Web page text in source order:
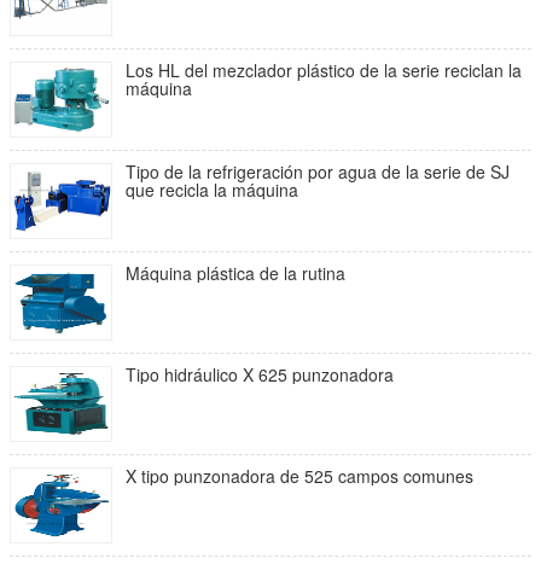
Los HL del mezclador plástico de la serie reciclan la
máquina
Tipo de la refrigeración por agua de la serie de SJ
que recicla la máquina
Máquina plástica de la rutina
Tipo hidráulico X 625 punzonadora
X tipo punzonadora de 525 campos comunes